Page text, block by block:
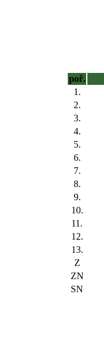
poř.
1.
2.
3.
4.
5.
6.
7.
8.
9.
10.
11.
12.
13.
Z
ZN
SN